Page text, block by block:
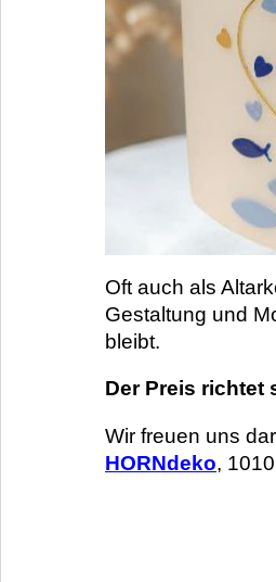
Oft auch als
Gestaltung und
bleibt.
Der Preis richtet
Wir freuen uns
HORNdeko,